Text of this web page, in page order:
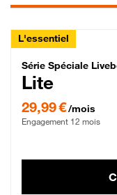
L'essentiel
Série
Série Spéciale
Lite
29,99 €/mois
Engagement 12 mois